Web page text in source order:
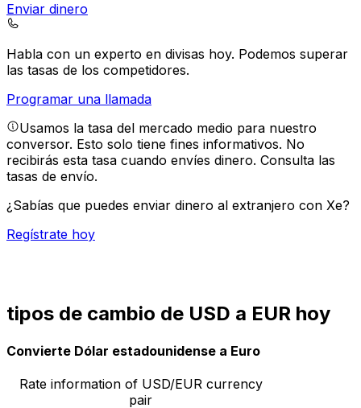
Enviar dinero
Habla con un experto en divisas hoy. Podemos superar
las tasas de los competidores.
Programar una llamada
Usamos la tasa del mercado medio para nuestro
conversor. Esto solo tiene fines informativos. No
recibirás esta tasa cuando envíes dinero. Consulta las
tasas de envío.
¿Sabías que puedes enviar dinero al extranjero con Xe?
Regístrate hoy
tipos de cambio de USD a EUR hoy
Convierte Dólar estadounidense a Euro
Rate information of USD/EUR currency
pair